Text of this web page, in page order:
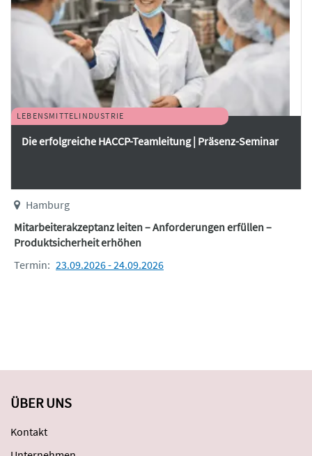
LEBENSMITTELINDUSTRIE
Die erfolgreiche HACCP-Teamleitung | Präsenz-Seminar
Hamburg
Mitarbeiterakzeptanz leiten – Anforderungen erfüllen –
Produktsicherheit erhöhen
Termin: 23.09.2026 - 24.09.2026
ÜBER UNS
Kontakt